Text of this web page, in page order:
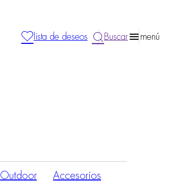
lista de deseos Buscar menú
Outdoor Accesorios